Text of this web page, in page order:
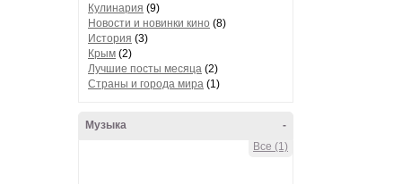
Кулинария (9)
Новости и новинки кино (8)
История (3)
Крым (2)
Лучшие посты месяца (2)
Страны и города мира (1)
-
Музыка
Все (1)